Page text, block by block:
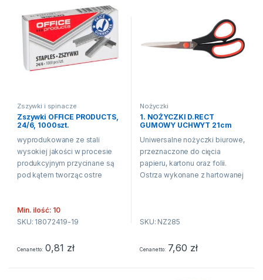
Zszywki i spinacze
Zszywki OFFICE PRODUCTS,
24/6, 1000szt.
wyprodukowane ze stali
wysokiej jakości w procesie
produkcyjnym przycinane są
pod kątem tworząc ostre
galwanizowane cynkiem
12g/m2 rozmiar: 24/6 1000
Min. ilość: 10
SKU: 18072419-19
Cena netto 0,81 zł
Nożyczki
1. NOŻYCZKI D.RECT
GUMOWY UCHWYT 21cm
Uniwersalne nożyczki biurowe,
przeznaczone do cięcia
papieru, kartonu oraz folii.
Ostrza wykonane z hartowanej
rękojeść, wykonana z
zapewnia wygodne
SKU: NZ285
Cena netto 7,60 zł